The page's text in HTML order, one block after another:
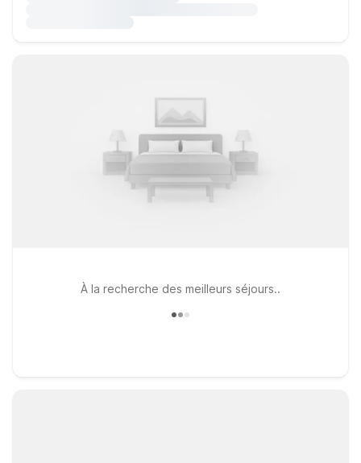
À la recherche des meilleurs séjours..